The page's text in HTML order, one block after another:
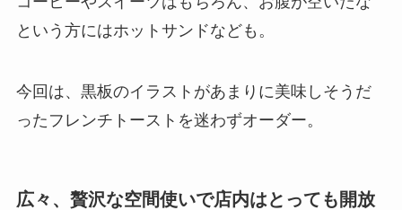
という方にはホットサンドなども。
今回は、黒板のイラストがあまりに美味しそうだ
ったフレンチトーストを迷わずオーダー。
広々、贅沢な空間使いで店内はとっても開放